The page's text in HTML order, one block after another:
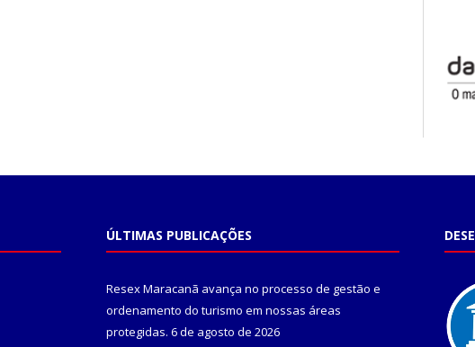
ÚLTIMAS PUBLICAÇÕES
Resex Maracanã avança no processo de gestão e
ordenamento do turismo em nossas áreas
protegidas. 6 de agosto de 2026